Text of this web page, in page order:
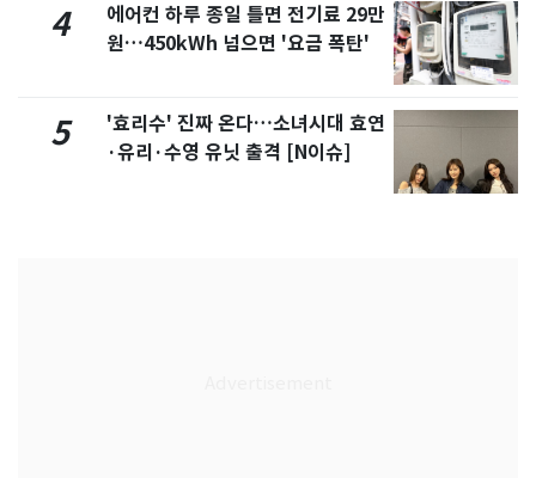
4
에어컨 하루 종일 틀면 전기료 29만
원…450kWh 넘으면 '요금 폭탄'
5
'효리수' 진짜 온다…소녀시대 효연
·유리·수영 유닛 출격 [N이슈]